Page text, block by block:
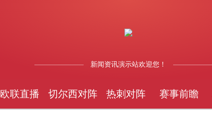
新闻资讯演示站欢迎您！
欧联直播 切尔西对阵 热刺对阵 赛事前瞻